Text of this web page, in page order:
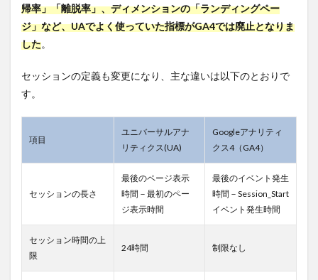
を開
パテ
する
サイ
UA
帰率」「離脱率」、ディメンションの「ランディングペー
ジ」など、UAでよく使っていた指標がGA4では廃止となりま
した。
セッションの定義も変更になり、主な違いは以下のとおりで
す。
項目
ユニバーサルアナ
リティクス(UA)
Googleアナリティ
クス4（GA4）
セッションの長さ
最後のページ表示
時間－最初のペー
ジ表示時間
最後のイベント発生
時間－Session_Start
イベント発生時間
セッション時間の上
限
24時間 制限なし